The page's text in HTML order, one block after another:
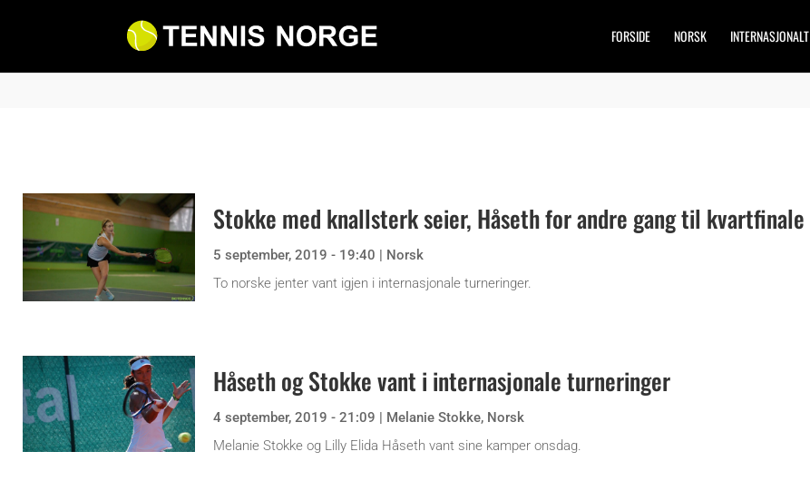
FORSIDE NORSK INTERNASJONALT
Stokke med knallsterk seier, Håseth for andre gang til kvartfinale
5 september, 2019 - 19:40
Norsk
To norske jenter vant igjen i internasjonale turneringer.
Håseth og Stokke vant i internasjonale turneringer
4 september, 2019 - 21:09 | Melanie Stokke, Norsk
Melanie Stokke og Lilly Elida Håseth vant sine kamper onsdag.